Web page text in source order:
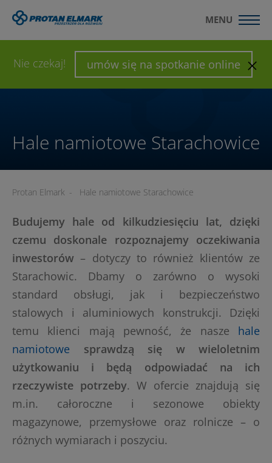
Nie czekaj! umów się na spotkanie online
MENU
WYŚLIJ ZAPYTANIE SKONFIGURUJ HALĘ
Hale namiotowe Starachowice
Protan Elmark - Hale namiotowe Starachowice
Budujemy hale od kilkudziesięciu lat, dzięki
czemu doskonale rozpoznajemy oczekiwania
inwestorów – dotyczy to również klientów ze
Starachowic. Dbamy o zarówno o wysoki
standard obsługi, jak i bezpieczeństwo
stalowych i aluminiowych konstrukcji. Dzięki
temu klienci mają pewność, że nasze hale
namiotowe
sprawdzą się w wieloletnim
użytkowaniu i będą odpowiadać na ich
rzeczywiste potrzeby. W ofercie znajdują się
m.in. całoroczne i sezonowe obiekty
magazynowe, przemysłowe oraz rolnicze – o
różnych wymiarach i poszyciu.